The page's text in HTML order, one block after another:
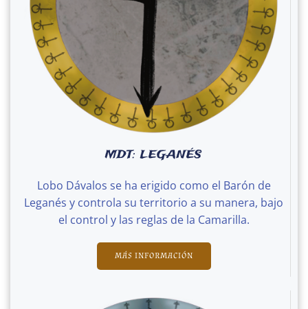
MDT: LEGANÉS
Lobo Dávalos se ha erigido como el Barón de
Leganés y controla su territorio a su manera, bajo
el control y las reglas de la Camarilla.
MÁS INFORMACIÓN